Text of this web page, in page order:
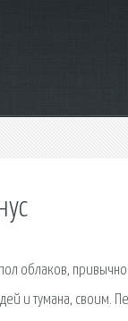
облаков,
и тумана, своим.